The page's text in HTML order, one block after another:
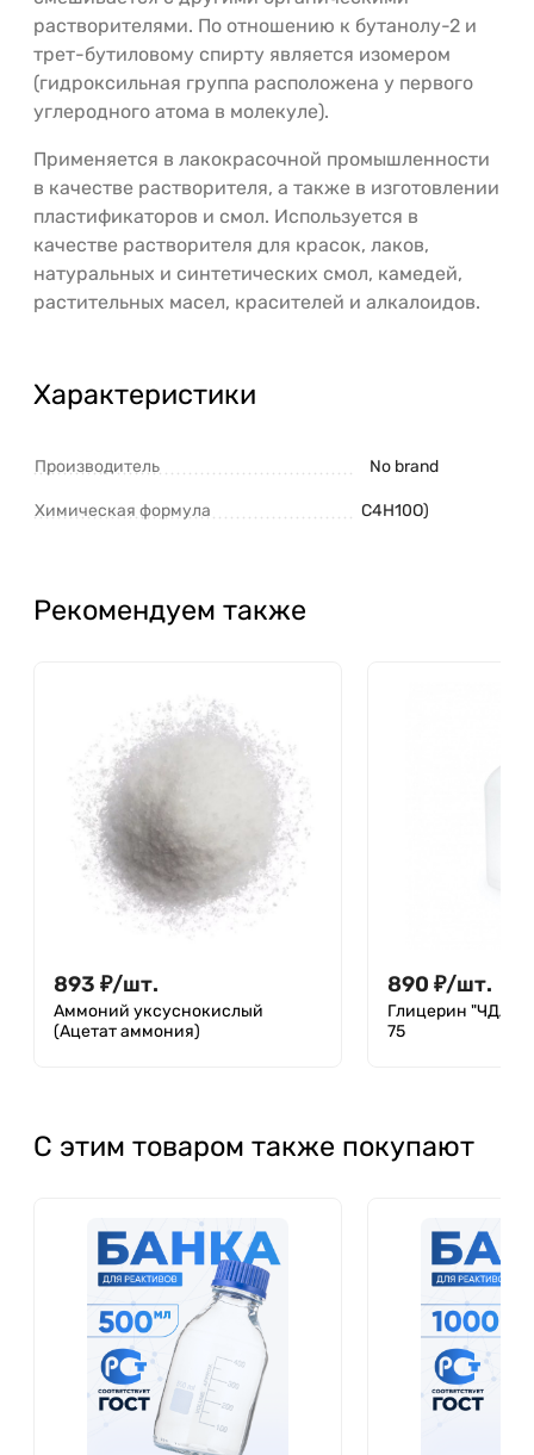
растворителями. По отношению к бутанолу-2 и
трет-бутиловому спирту является изомером
(гидроксильная группа расположена у первого
углеродного атома в молекуле).
Применяется в лакокрасочной промышленности
в качестве растворителя, а также в изготовлении
пластификаторов и смол. Используется в
качестве растворителя для красок, лаков,
натуральных и синтетических смол, камедей,
растительных масел, красителей и алкалоидов.
Характеристики
Производитель No brand
Химическая формула C4H10O)
Рекомендуем также
893 ₽/шт.
Аммоний уксуснокислый
(Ацетат аммония)
890 ₽/шт.
Глицерин "ЧДА",
75
С этим товаром также покупают